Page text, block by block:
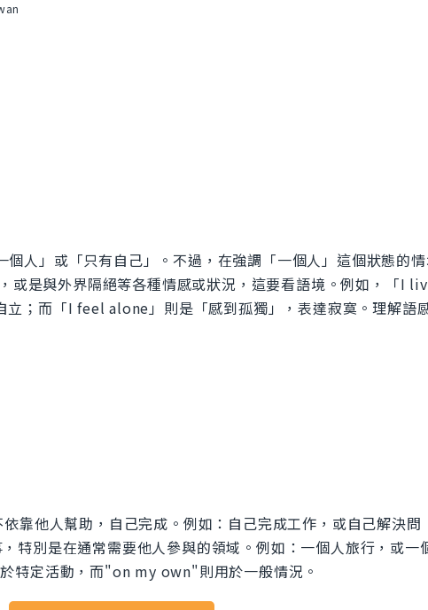
個人」或「只有自己」。不過，在強調「一個人」這個狀態的
或是與外界隔絕等各種情感或狀況，這要看語境。例如，「I
；而「I feel alone」則是「感到孤獨」，表達寂寞。理解語
靠他人幫助，自己完成。例如：自己完成工作，或自己解決問
特別是在通常需要他人參與的領域。例如：一個人旅行，或一
特定活動，而"on my own"則用於一般情況。